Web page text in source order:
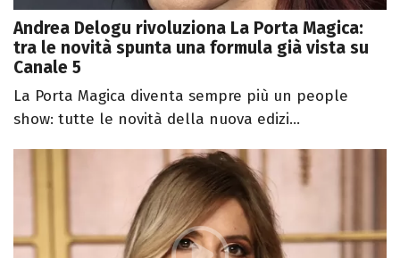
Andrea Delogu rivoluziona La Porta Magica:
tra le novità spunta una formula già vista su
Canale 5
La Porta Magica diventa sempre più un people
show: tutte le novità della nuova edizi...